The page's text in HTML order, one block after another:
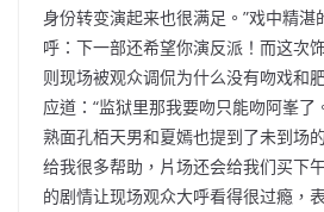
身份转变演起来也很满足。”戏中精湛
呼：下一部还希望你演反派！而这次
则现场被观众调侃为什么没有吻戏和
应道：“监狱里那我要吻只能吻阿峯了
熟面孔栢天男和夏嫣也提到了未到场
给我很多帮助，片场还会给我们买下
的剧情让现场观众大呼看得很过瘾，